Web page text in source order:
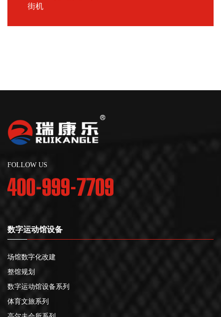
街机
FOLLOW US
400-999-7709
数字运动馆设备
场馆数字化改建
整馆规划
数字运动馆设备系列
体育文旅系列